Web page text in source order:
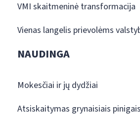
VMI skaitmeninė transformacija
Vienas langelis prievolėms
NAUDINGA
Mokesčiai ir jų dydžiai
Atsiskaitymas grynaisiais pinigais